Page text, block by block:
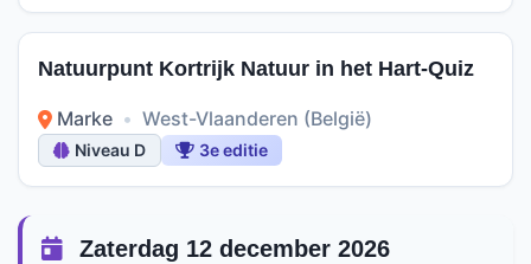
Natuurpunt Kortrijk Natuur in het Hart-Quiz
Marke • West-Vlaanderen (België)
Niveau D 3e editie
Zaterdag 12 december 2026